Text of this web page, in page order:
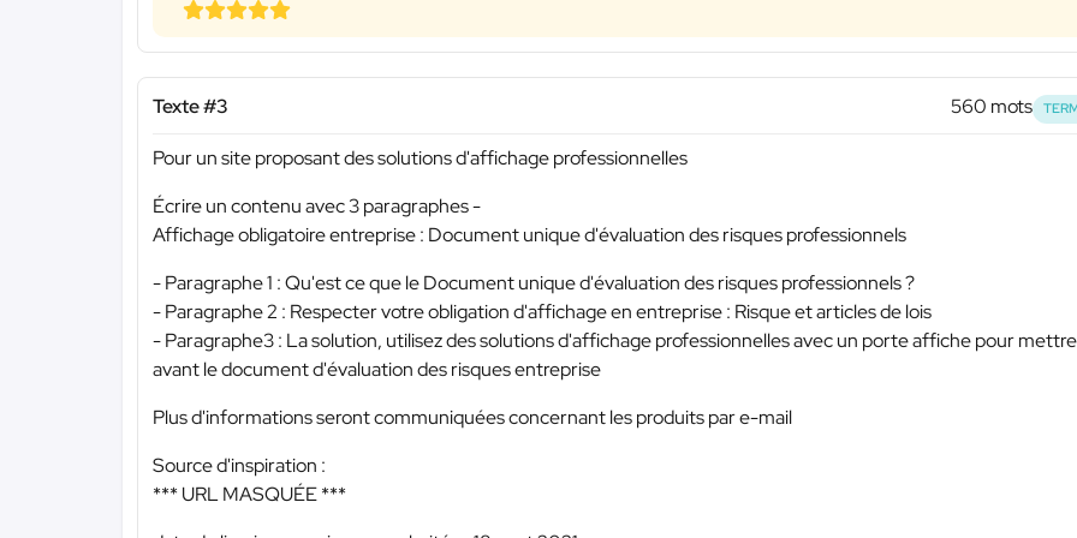
Texte #3 560 mots
Pour un site proposant des solutions d'affichage professionnelles
Écrire un contenu avec 3 paragraphes -
Affichage obligatoire entreprise : Document unique d'évaluation des risques professionnels
- Paragraphe 1 : Qu'est ce que le Document unique d'évaluation des risques professionnels ?
- Paragraphe 2 : Respecter votre obligation d'affichage en entreprise : Risque et articles de lois
- Paragraphe3 : La solution, utilisez des solutions d'affichage professionnelles avec un porte affiche pour
avant le document d'évaluation des risques entreprise
Plus d'informations seront communiquées concernant les produits par e-mail
Source d'inspiration :
*** URL MASQUÉE ***